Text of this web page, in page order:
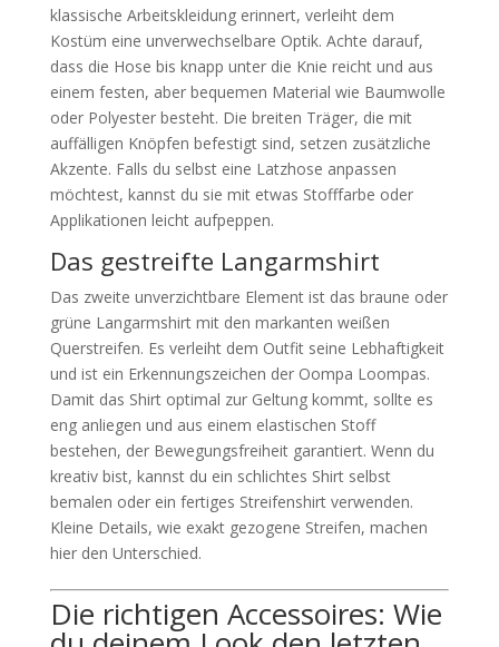
klassische Arbeitskleidung erinnert, verleiht dem
Kostüm eine unverwechselbare Optik. Achte darauf,
dass die Hose bis knapp unter die Knie reicht und aus
einem festen, aber bequemen Material wie Baumwolle
oder Polyester besteht. Die breiten Träger, die mit
auffälligen Knöpfen befestigt sind, setzen zusätzliche
Akzente. Falls du selbst eine Latzhose anpassen
möchtest, kannst du sie mit etwas Stofffarbe oder
Applikationen leicht aufpeppen.
Das gestreifte Langarmshirt
Das zweite unverzichtbare Element ist das braune oder
grüne Langarmshirt mit den markanten weißen
Querstreifen. Es verleiht dem Outfit seine Lebhaftigkeit
und ist ein Erkennungszeichen der Oompa Loompas.
Damit das Shirt optimal zur Geltung kommt, sollte es
eng anliegen und aus einem elastischen Stoff
bestehen, der Bewegungsfreiheit garantiert. Wenn du
kreativ bist, kannst du ein schlichtes Shirt selbst
bemalen oder ein fertiges Streifenshirt verwenden.
Kleine Details, wie exakt gezogene Streifen, machen
hier den Unterschied.
Die richtigen Accessoires: Wie